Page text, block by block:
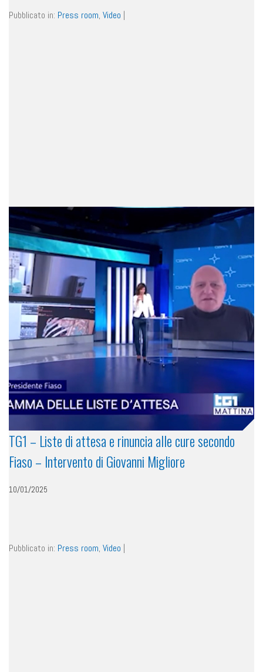
Pubblicato in: Press room, Video |
TG1 – Liste di attesa e rinuncia alle cure secondo
Fiaso – Intervento di Giovanni Migliore
10/01/2025
Pubblicato in: Press room, Video |